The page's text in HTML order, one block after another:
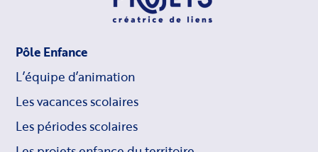
Pôle Enfance
L’équipe d’animation
Les vacances scolaires
Les périodes scolaires